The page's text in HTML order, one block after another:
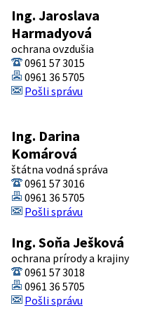
Ing. Jaroslava
Harmadyová
ochrana ovzdušia
0961 57 3015
0961 36 5705
Pošli správu
Ing. Darina
Komárová
štátna vodná správa
0961 57 3016
0961 36 5705
Pošli správu
Ing. Soňa Ješková
ochrana prírody a krajiny
0961 57 3018
0961 36 5705
Pošli správu